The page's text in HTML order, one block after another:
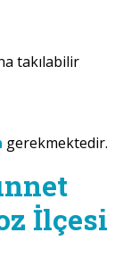
takılabilir
gerekmektedir.
İlçesi